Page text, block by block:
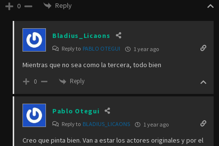
0 Reply
Bladius_Licaons
Reply to PABLO OTEGUI 1 year ago
Mientras que no sea como la tercera, todo bien
0 Reply
Pablo Otegui
Reply to BLADIUS_LICAONS 1 year ago
Creo que pinta bien. Van a estar los actores originales y por el